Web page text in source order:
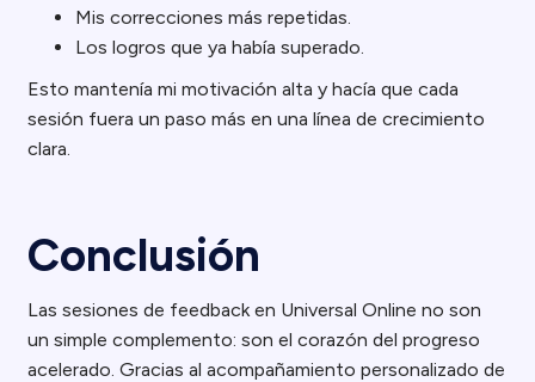
Mis correcciones más repetidas.
Los logros que ya había superado.
Esto mantenía mi motivación alta y hacía que cada
sesión fuera un paso más en una línea de crecimiento
clara.
Conclusión
Las sesiones de feedback en Universal Online no son
un simple complemento: son el corazón del progreso
acelerado. Gracias al acompañamiento personalizado de